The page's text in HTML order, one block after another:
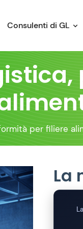
Consulenti di GL
per filiere
La